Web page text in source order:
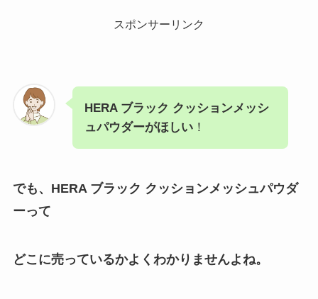
スポンサーリンク
HERA ブラック クッションメッシ
ュパウダーがほしい！
でも、HERA ブラック クッションメッシュパウダ
ーって
どこに売っているかよくわかりませんよね。